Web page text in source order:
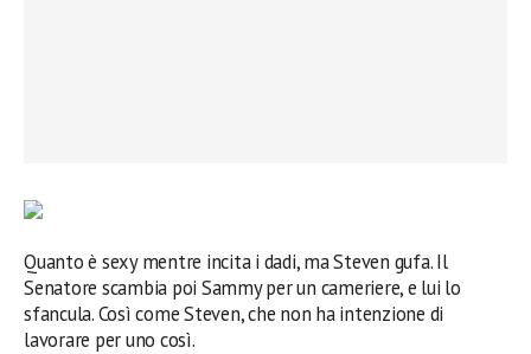
Quanto è sexy mentre incita i dadi, ma Steven gufa. Il
Senatore scambia poi Sammy per un cameriere, e lui lo
sfancula. Così come Steven, che non ha intenzione di
lavorare per uno così.